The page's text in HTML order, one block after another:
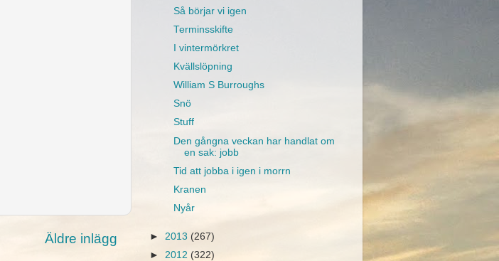
Äldre inlägg
Så börjar vi igen
Terminsskifte
I vintermörkret
Kvällslöpning
William S Burroughs
Snö
Stuff
Den gångna veckan har handlat om
en sak: jobb
Tid att jobba i igen i morrn
Kranen
Nyår
► 2013 (267)
► 2012 (322)